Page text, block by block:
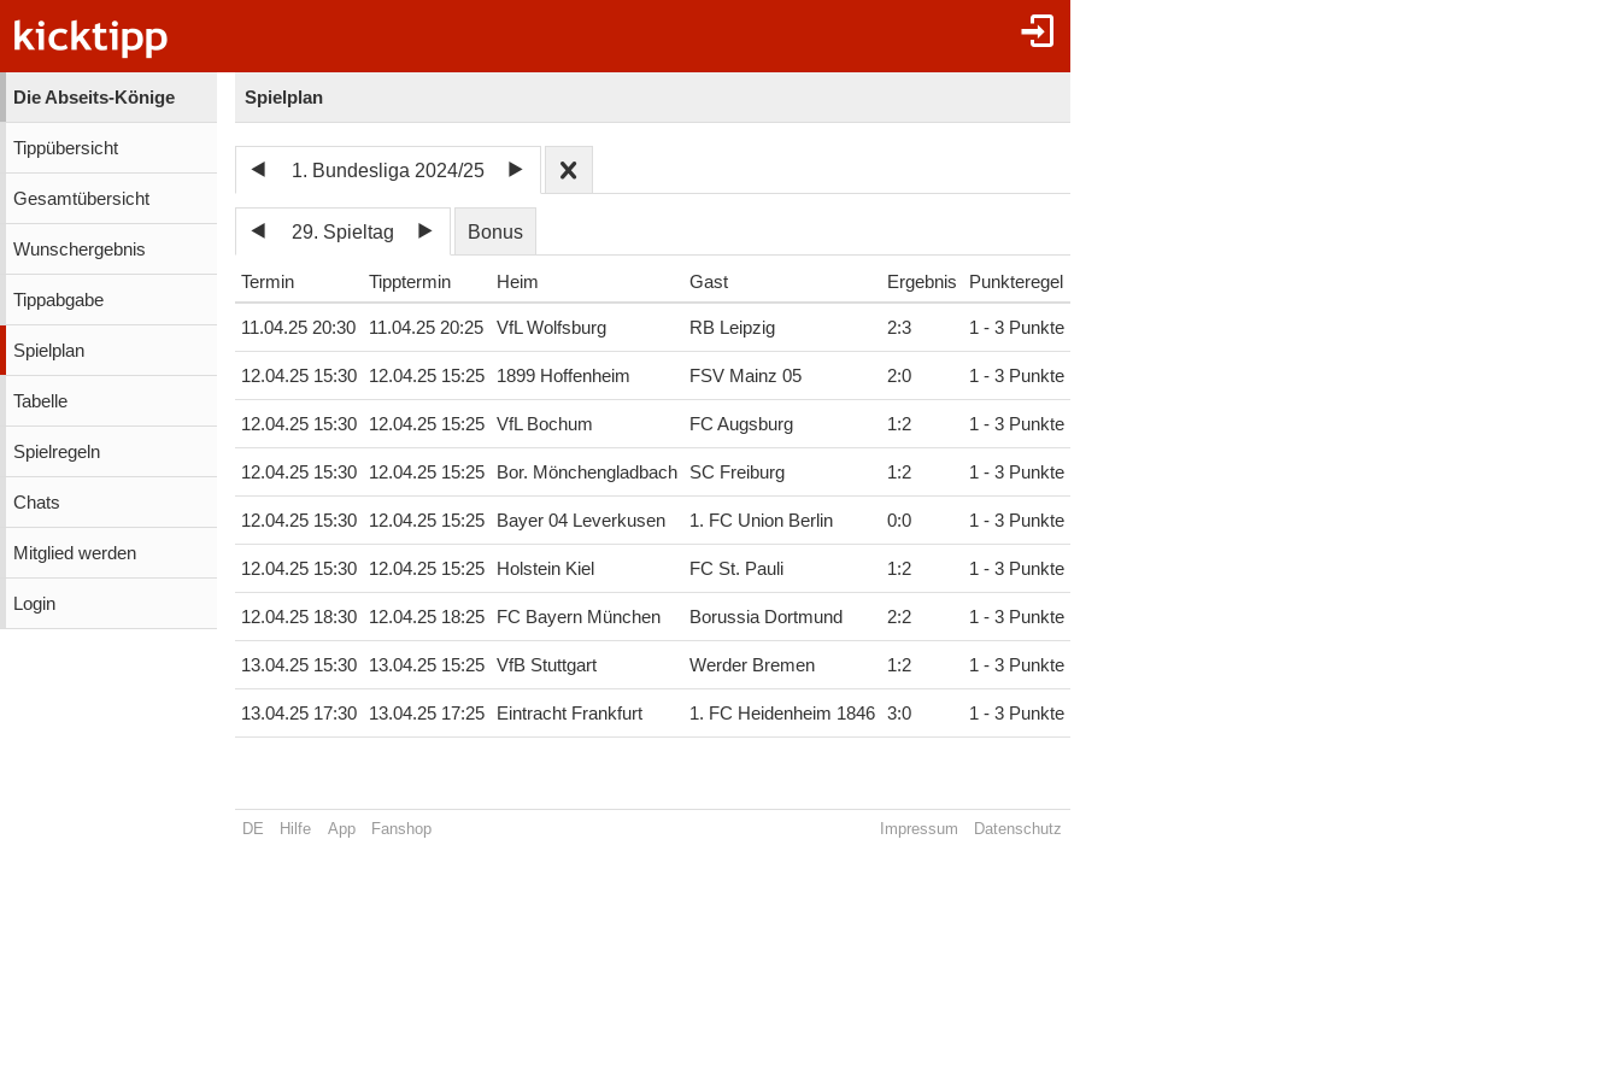
Die Abseits-Könige
Tippübersicht
Gesamtübersicht
Wunschergebnis
Tippabgabe
Spielplan
Tabelle
Spielregeln
Chats
Mitglied werden
Login
Spielplan
1. Bundesliga 2024/25
29. Spieltag Bonus
Termin Tipptermin Heim Gast Ergebnis Punkteregel
11.04.25 20:30 11.04.25 20:25 VfL Wolfsburg RB Leipzig 2:3 1 - 3 Punkte
12.04.25 15:30 12.04.25 15:25 1899 Hoffenheim FSV Mainz 05 2:0 1 - 3 Punkte
12.04.25 15:30 12.04.25 15:25 VfL Bochum FC Augsburg 1:2 1 - 3 Punkte
12.04.25 15:30 12.04.25 15:25 Bor. Mönchengladbach SC Freiburg 1:2 1 - 3 Punkte
12.04.25 15:30 12.04.25 15:25 Bayer 04 Leverkusen 1. FC Union Berlin 0:0 1 - 3 Punkte
12.04.25 15:30 12.04.25 15:25 Holstein Kiel FC St. Pauli 1:2 1 - 3 Punkte
12.04.25 18:30 12.04.25 18:25 FC Bayern München Borussia Dortmund 2:2 1 - 3 Punkte
13.04.25 15:30 13.04.25 15:25 VfB Stuttgart Werder Bremen 1:2 1 - 3 Punkte
13.04.25 17:30 13.04.25 17:25 Eintracht Frankfurt 1. FC Heidenheim 1846 3:0 1 - 3 Punkte
DE Hilfe App Fanshop Impressum Datenschutz